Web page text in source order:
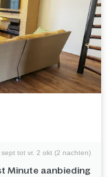
Minute aanbieding
tot vr. 2 okt (2 nachten)